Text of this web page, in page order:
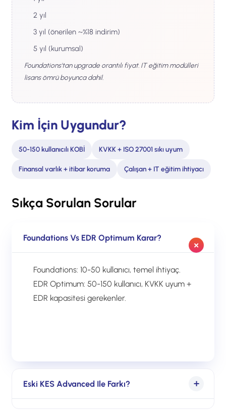
2 yıl
3 yıl (önerilen ~%18 indirim)
5 yıl (kurumsal)
Foundations'tan upgrade orantılı fiyat. IT eğitim modülleri
lisans ömrü boyunca dahil.
Kim İçin Uygundur?
50-150 kullanıcılı KOBİ KVKK + ISO 27001 sıkı uyum
Finansal varlık + itibar koruma Çalışan + IT eğitim ihtiyacı
Sıkça Sorulan Sorular
Foundations Vs EDR Optimum Karar?
Foundations: 10-50 kullanıcı, temel ihtiyaç.
EDR Optimum: 50-150 kullanıcı, KVKK uyum +
EDR kapasitesi gerekenler.
Eski KES Advanced Ile Farkı?